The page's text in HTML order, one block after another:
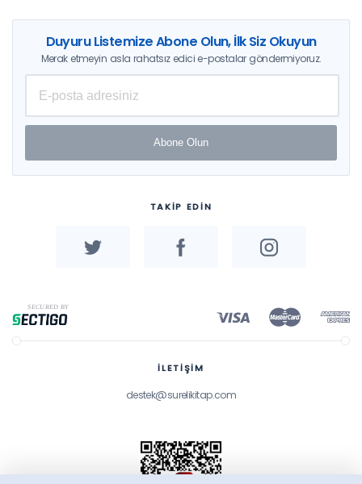
Duyuru Listemize Abone Olun, İlk Siz Okuyun
Merak etmeyin asla rahatsız edici e-postalar göndermiyoruz.
Abone Olun
TAKİP EDİN
İLETİŞİM
destek@surelikitap.com